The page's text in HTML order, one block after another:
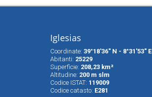
Iglesias
Coordinate: 39°18'36" N - 8°31'53" E
Abitanti: 25229
Superfìcie: 208,23 km²
Altitudine: 200 m slm
Codice ISTAT: 119009
Codice catasto: E281